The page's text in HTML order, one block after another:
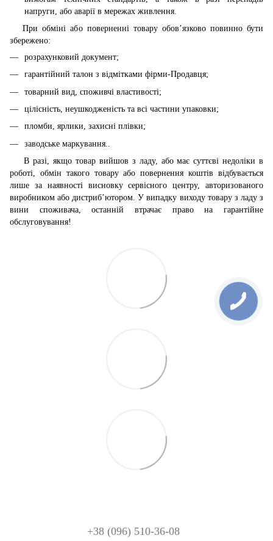
напруги, або аварії в мережах живлення.
При обміні або поверненні товару обов’язково повинно бути
збережено:
розрахунковий документ;
гарантійний талон з відмітками фірми-Продавця;
товарний вид, споживчі властивості;
цілісність, неушкодженість та всі частини упаковки;
пломби, ярлики, захисні плівки;
заводське маркування..
В разі, якщо товар вийшов з ладу, або має суттєві недоліки в
роботі, обмін такого товару або повернення коштів відбувається
лише за наявності висновку сервісного центру, авторизованого
виробником або дистриб’ютором. У випадку виходу товару з ладу з
вини споживача, останній втрачає право на гарантійне
обслуговування!
+38 (096) 510-36-08